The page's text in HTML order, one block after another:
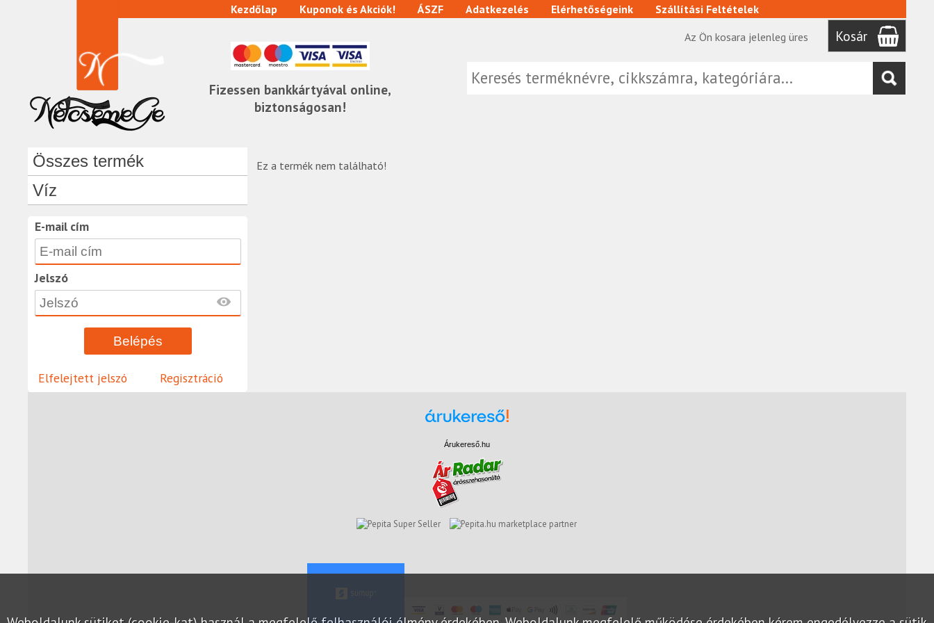
Fizessen bankkártyával online,
biztonságosan!
Kezdőlap Kuponok és Akciók! ÁSZF Adatkezelés Elérhetőségeink
Szállítási Feltételek
Az Ön kosara jelenleg üres
Kosár
Összes termék
Víz
E-mail cím
Jelszó
Elfelejtett jelszó Regisztráció
Ez a termék nem található!
Árukereső.hu
marketplace partner